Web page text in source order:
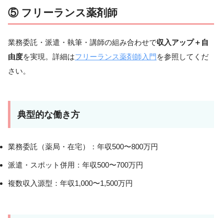
⑤ フリーランス薬剤師
業務委託・派遣・執筆・講師の組み合わせで収入アップ＋自
由度を実現。詳細はフリーランス薬剤師入門 を参照してくだ
さい。
典型的な働き方
業務委託（薬局・在宅）：年収500〜800万円
派遣・スポット併用：年収500〜700万円
複数収入源型：年収1,000〜1,500万円